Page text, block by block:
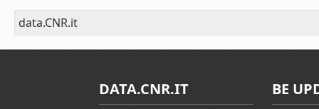
data.CNR.it
DATA.CNR.IT BE